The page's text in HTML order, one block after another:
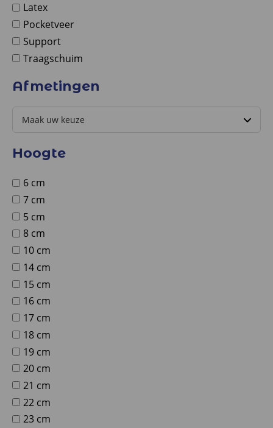
Latex
Pocketveer
Support
Traagschuim
Afmetingen
Hoogte
6 cm
7 cm
5 cm
8 cm
10 cm
14 cm
15 cm
16 cm
17 cm
18 cm
19 cm
20 cm
21 cm
22 cm
23 cm